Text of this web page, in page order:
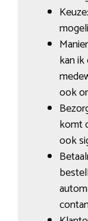
kan
ook
komt
ook